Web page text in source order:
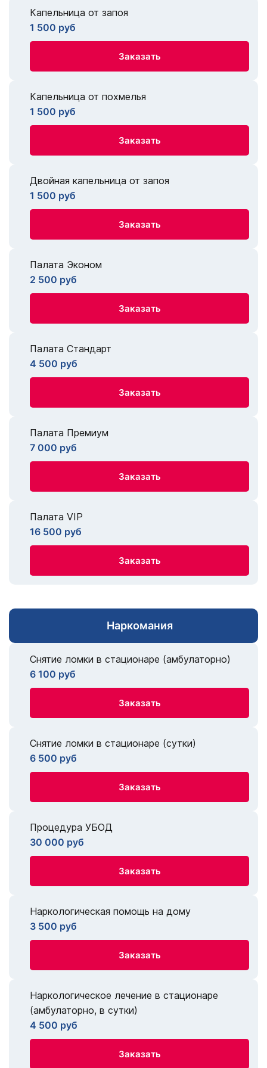
Капельница от запоя
1 500 руб
Заказать
Капельница от похмелья
1 500 руб
Заказать
Двойная капельница от запоя
1 500 руб
Заказать
Палата Эконом
2 500 руб
Заказать
Палата Стандарт
4 500 руб
Заказать
Палата Премиум
7 000 руб
Заказать
Палата VIP
16 500 руб
Заказать
Наркомания
Снятие ломки в стационаре (амбулаторно)
6 100 руб
Заказать
Снятие ломки в стационаре (сутки)
6 500 руб
Заказать
Процедура УБОД
30 000 руб
Заказать
Наркологическая помощь на дому
3 500 руб
Заказать
Наркологическое лечение в стационаре
(амбулаторно, в сутки)
4 500 руб
Заказать